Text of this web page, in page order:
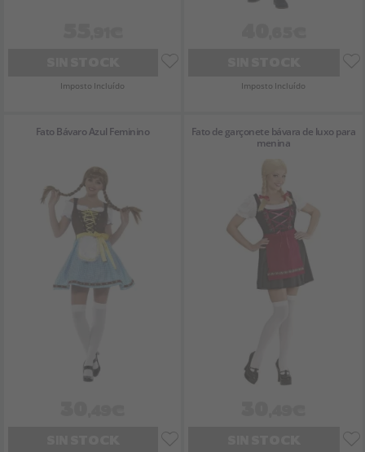
Imposto Incluído Imposto Incluído
Fato Bávaro Azul Feminino
Fato de garçonete bávara de luxo para
menina